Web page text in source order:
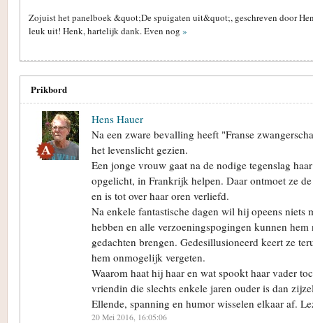
Zojuist het panelboek &quot;De spuigaten uit&quot;, geschreven door
leuk uit! Henk, hartelijk dank. Even nog »
Prikbord
Hens Hauer
Na een zware bevalling heeft "Franse
het levenslicht gezien.
Een jonge vrouw gaat na de nodige tegenslag
opgelicht, in Frankrijk helpen. Daar ontmoet ze
en is tot over haar oren verliefd.
Na enkele fantastische dagen wil hij opeens niets
hebben en alle verzoeningspogingen kunnen hem
gedachten brengen. Gedesillusioneerd keert ze
hem onmogelijk vergeten.
Waarom haat hij haar en wat spookt haar vader
vriendin die slechts enkele jaren ouder is dan
Ellende, spanning en humor wisselen elkaar af.
20 Mei 2016, 16:05:06